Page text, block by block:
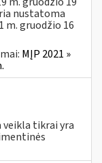
nustatoma
m. gruodžio 16
MĮP 2021 »
veikla tikrai yra